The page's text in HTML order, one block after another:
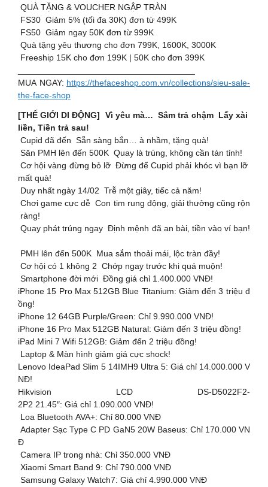
QUÀ TẶNG & VOUCHER NGẬP TRÀN
FS30 Giảm 5% (tối đa 30K) đơn từ 499K
FS50 Giảm ngay 50K đơn từ 999K
Quà tặng yêu thương cho đơn 799K, 1600K, 3000K
Freeship 15K cho đơn 199K | 50K cho đơn 399K
MUA NGAY: https://thefaceshop.com.vn/collections/sieu-sale-
the-face-shop
[THẾ GIỚI DI ĐỘNG] Vì yêu mà… Sắm trả chậm Lấy xài
liền, Tiền trả sau!
Cupid đã đến Sẵn sàng bắn… à nhầm, tặng quà!
Săn PMH lên đến 500K Quay là trúng, không cần tán tỉnh!
Cơ hội vàng đừng bỏ lỡ Đừng để Cupid phải khóc vì bạn lỡ
mất quà!
Duy nhất ngày 14/02 Trễ một giây, tiếc cả năm!
Chơi game cực dễ Con tim rung động, giải thưởng cũng rộn
ràng!
Quay phát trúng ngay Định mệnh đã an bài, tiền vào ví bạn!
PMH lên đến 500K Mua sắm thoải mái, lộc tràn đầy! ️
Cơ hội có 1 không 2 Chớp ngay trước khi quá muộn!
Smartphone đời mới Đồng giá chỉ 1.400.000 VNĐ!
iPhone 15 Pro Max 512GB Blue Titanium: Giảm đến 3 triệu đ
ồng!
iPhone 12 64GB Purple/Green: Chỉ 9.990.000 VNĐ!
iPhone 16 Pro Max 512GB Natural: Giảm đến 3 triệu đồng!
iPad Mini 7 Wifi 512GB: Giảm đến 2 triệu đồng!
Laptop & Màn hình giảm giá cực shock!
Lenovo IdeaPad Slim 5 14IMH9 Ultra 5: Giá chỉ 14.000.000 V
NĐ!
Hikvision LCD DS-D5022F2-
2P2 21.45″: Giá chỉ 1.090.000 VNĐ!
Loa Bluetooth AVA+: Chỉ 80.000 VNĐ
Adapter Sạc Type C PD GaN5 20W Baseus: Chỉ 170.000 VN
Đ
Camera IP trong nhà: Chỉ 350.000 VNĐ
Xiaomi Smart Band 9: Chỉ 790.000 VNĐ
Samsung Galaxy Watch7: Giá chỉ 4.990.000 VNĐ